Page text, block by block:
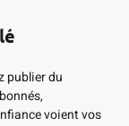
publier du
voient vos